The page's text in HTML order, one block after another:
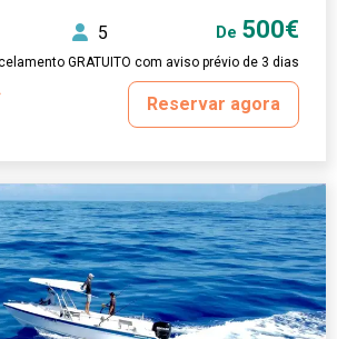
5 De 500€
GRATUITO com aviso prévio de 3 dias
Reservar agora